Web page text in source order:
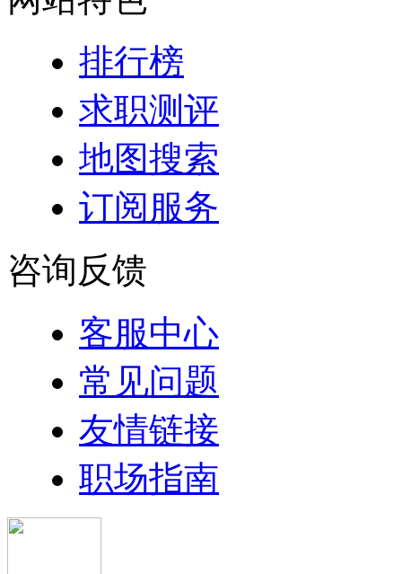
排行榜
求职测评
地图搜索
订阅服务
咨询反馈
客服中心
常见问题
友情链接
职场指南